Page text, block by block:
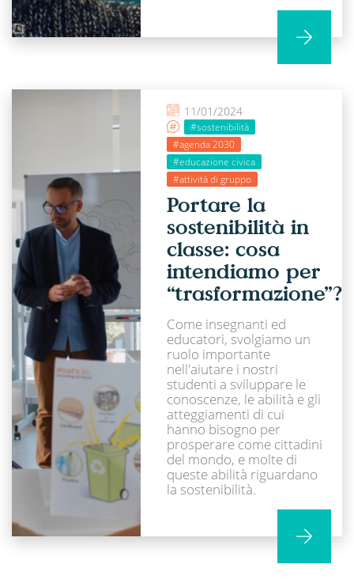
11/01/2024
#sostenibilità
#agenda 2030
#educazione civica
#attività di gruppo
Portare la
sostenibilità in
classe: cosa
intendiamo per
“trasformazione”?
Come insegnanti ed
educatori, svolgiamo un
ruolo importante
nell'aiutare i nostri
studenti a sviluppare le
conoscenze, le abilità e gli
atteggiamenti di cui
hanno bisogno per
prosperare come cittadini
del mondo, e molte di
queste abilità riguardano
la sostenibilità.